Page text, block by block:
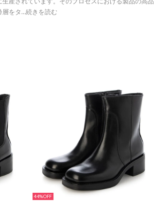
層をタ…続きを読む
44%